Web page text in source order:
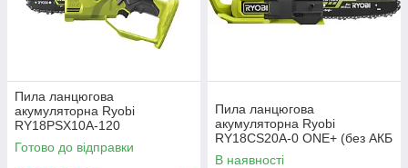
Пила ланцюгова
акумуляторна Ryobi
RY18PSX10A-120
(безщіткова, АКБ 18 В/2,0 Ач,
зарядне, шина 10 см)
Готово до відправки
Пила ланцюгова
акумуляторна Ryobi
RY18CS20A-0 ONE+ (без АКБ
та зарядного пристрою)
В наявності